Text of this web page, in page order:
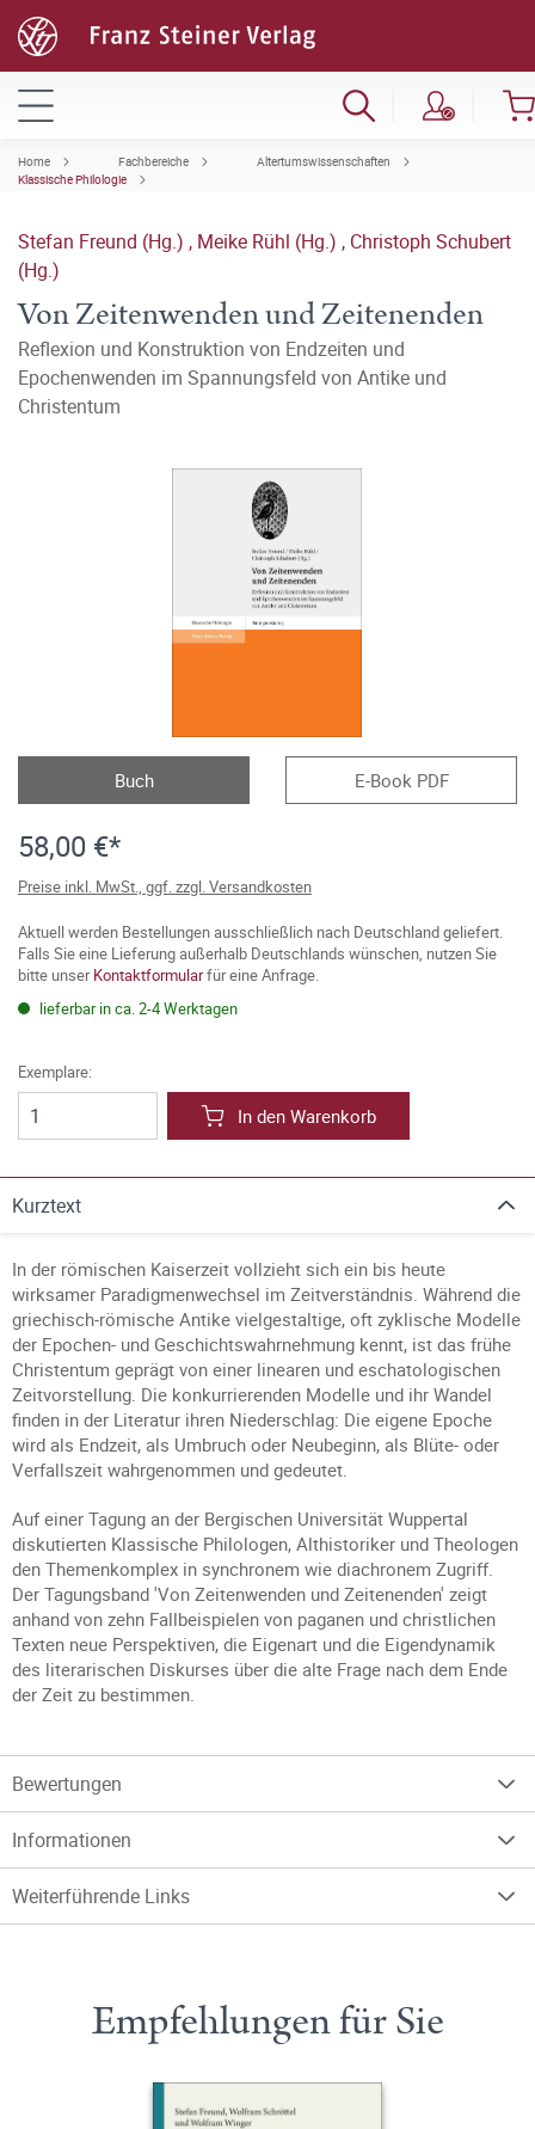
Home Fachbereiche
Altertumswissenschaften
Klassische Philologie
Stefan Freund (Hg.) , Meike Rühl (Hg.) , Christoph Schubert
(Hg.)
Von Zeitenwenden und Zeitenenden
Reflexion und Konstruktion von Endzeiten und
Epochenwenden im Spannungsfeld von Antike und
Christentum
Buch E-Book PDF
58,00 €*
Preise inkl. MwSt., ggf. zzgl. Versandkosten
Aktuell werden Bestellungen ausschließlich nach Deutschland geliefert.
Falls Sie eine Lieferung außerhalb Deutschlands wünschen, nutzen Sie
bitte unserKontaktformularfür eine Anfrage.
lieferbar in ca. 2-4 Werktagen
Exemplare:
In den Warenkorb
Kurztext
In der römischen Kaiserzeit vollzieht sich ein bis heute
wirksamer Paradigmenwechsel im Zeitverständnis. Während die
griechisch-römische Antike vielgestaltige, oft zyklische Modelle
der Epochen- und Geschichtswahrnehmung kennt, ist das frühe
Christentum geprägt von einer linearen und eschatologischen
Zeitvorstellung. Die konkurrierenden Modelle und ihr Wandel
finden in der Literatur ihren Niederschlag: Die eigene Epoche
wird als Endzeit, als Umbruch oder Neubeginn, als Blüte- oder
Verfallszeit wahrgenommen und gedeutet.
Auf einer Tagung an der Bergischen Universität Wuppertal
diskutierten Klassische Philologen, Althistoriker und Theologen
den Themenkomplex in synchronem wie diachronem Zugriff.
Der Tagungsband 'Von Zeitenwenden und Zeitenenden' zeigt
anhand von zehn Fallbeispielen von paganen und christlichen
Texten neue Perspektiven, die Eigenart und die Eigendynamik
des literarischen Diskurses über die alte Frage nach dem Ende
der Zeit zu bestimmen.
Bewertungen
Informationen
Weiterführende Links
Empfehlungen für Sie